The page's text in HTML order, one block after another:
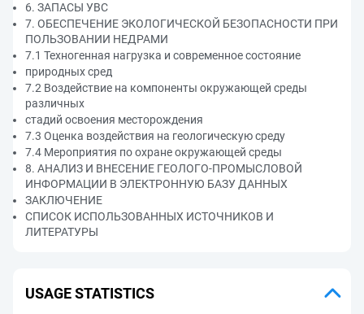
6. ЗАПАСЫ УВС
7. ОБЕСПЕЧЕНИЕ ЭКОЛОГИЧЕСКОЙ БЕЗОПАСНОСТИ ПРИ
ПОЛЬЗОВАНИИ НЕДРАМИ
7.1 Техногенная нагрузка и современное состояние
природных сред
7.2 Воздействие на компоненты окружающей среды
различных
стадий освоения месторождения
7.3 Оценка воздействия на геологическую среду
7.4 Мероприятия по охране окружающей среды
8. АНАЛИЗ И ВНЕСЕНИЕ ГЕОЛОГО-ПРОМЫСЛОВОЙ
ИНФОРМАЦИИ В ЭЛЕКТРОННУЮ БАЗУ ДАННЫХ
ЗАКЛЮЧЕНИЕ
СПИСОК ИСПОЛЬЗОВАННЫХ ИСТОЧНИКОВ И
ЛИТЕРАТУРЫ
USAGE STATISTICS